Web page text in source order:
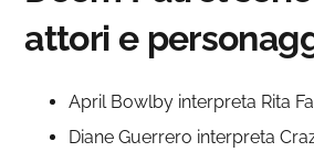
attori e
April Bowlby interpreta Rita
Diane Guerrero interpreta